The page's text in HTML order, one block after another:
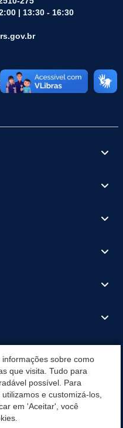
| 13:30 - 16:30
045
RECEITA MUNICIPAL
sobre como
que visita. Tudo para
possível. Para
e customizá-los,
em 'Aceitar', você